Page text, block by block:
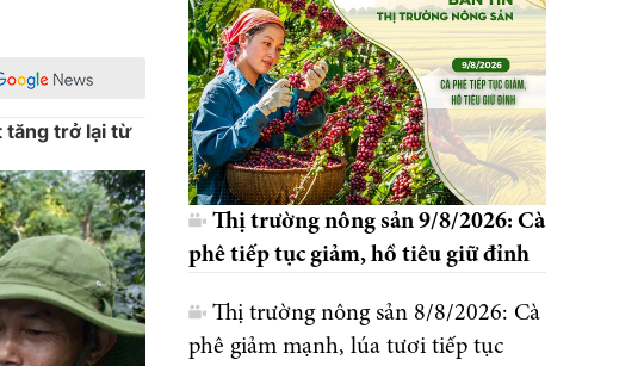
tăng trở lại từ
Thị trường nông sản 9/8/2026: Cà
phê tiếp tục giảm, hồ tiêu giữ đỉnh
Thị trường nông sản 8/8/2026: Cà
phê giảm mạnh, lúa tươi tiếp tục